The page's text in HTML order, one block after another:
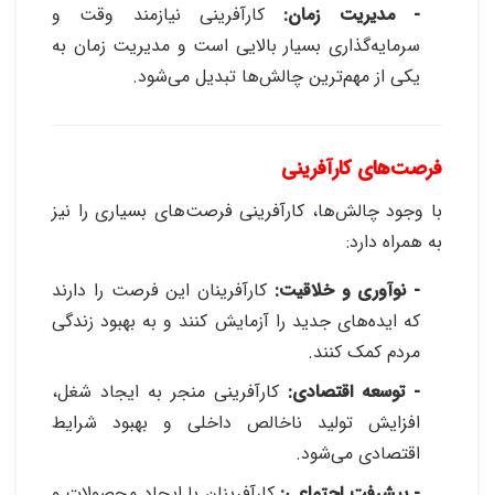
- مدیریت زمان: کارآفرینی نیازمند وقت و
سرمایه‌گذاری بسیار بالایی است و مدیریت زمان به
یکی از مهم‌ترین چالش‌ها تبدیل می‌شود.
فرصت‌های کارآفرینی
با وجود چالش‌ها، کارآفرینی فرصت‌های بسیاری را نیز
به همراه دارد:
- نوآوری و خلاقیت: کارآفرینان این فرصت را دارند
که ایده‌های جدید را آزمایش کنند و به بهبود زندگی
مردم کمک کنند.
- توسعه اقتصادی: کارآفرینی منجر به ایجاد شغل،
افزایش تولید ناخالص داخلی و بهبود شرایط
اقتصادی می‌شود.